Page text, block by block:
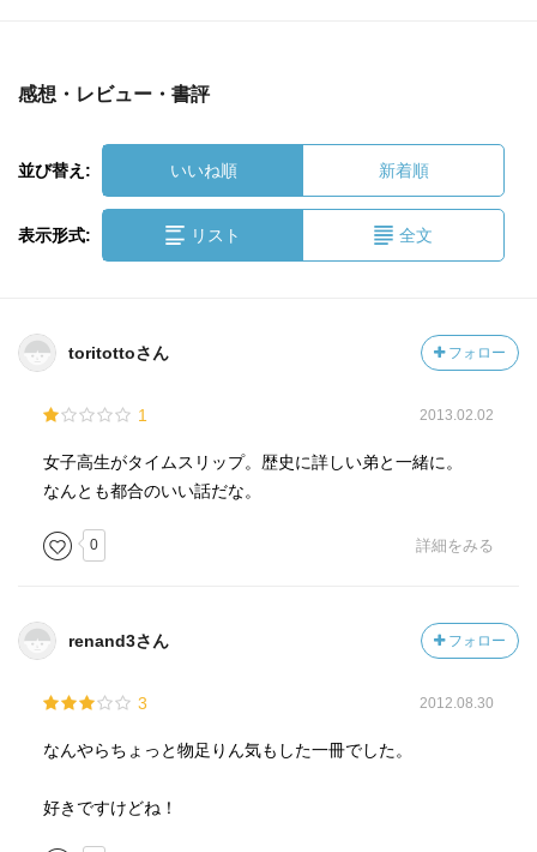
感想・レビュー・書評
並び替え: いいね順 新着順
表示形式: リスト 全文
toritottoさん フォロー
1 2013.02.02
女子高生がタイムスリップ。歴史に詳しい弟と一緒に。
なんとも都合のいい話だな。
0 詳細をみる
renand3さん フォロー
3 2012.08.30
なんやらちょっと物足りん気もした一冊でした。
好きですけどね！